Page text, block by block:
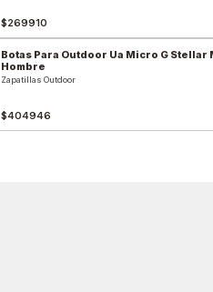
$269910
Botas Para Outdoor Ua Micro G Stellar
Hombre
Zapatillas Outdoor
$404946